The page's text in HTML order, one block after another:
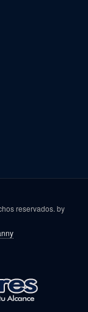
reservados. by